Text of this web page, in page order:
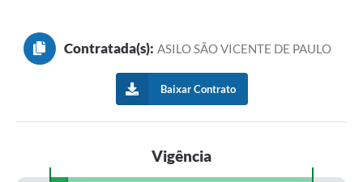
Carta de Serviços
Telefones Úteis
Contratada(s): ASILO SÃO VICENTE DE PAULO
Baixar Contrato
Vigência